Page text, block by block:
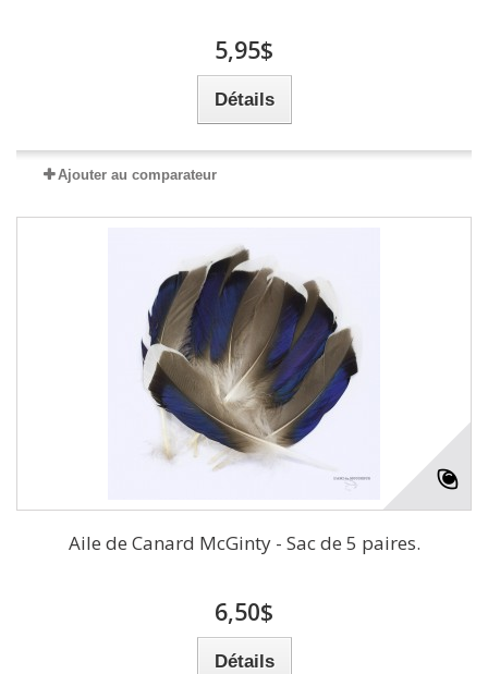
5,95$
Détails
Ajouter au comparateur
Aile de Canard McGinty - Sac de 5 paires.
6,50$
Détails